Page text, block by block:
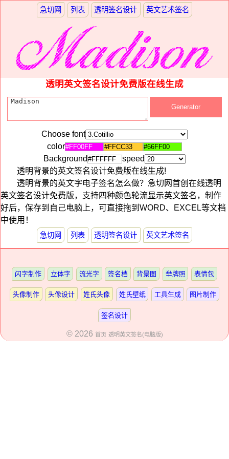
急切网 列表 透明签名设计 英文艺术签名
透明英文签名设计免费版在线生成
Choose font
color
Background
speed
透明背景的英文签名设计免费版在线生成!
透明背景的英文字电子签名怎么做？急切网首创在线透明
英文签名设计免费版，支持四种颜色轮流显示英文签名，制作
好后，保存到自己电脑上，可直接拖到WORD、EXCEL等文档
中使用！
急切网 列表 透明签名设计 英文艺术签名
闪字制作 立体字 流光字 签名档 背景图 举牌照 表情包
头像制作 头像设计 姓氏头像 姓氏壁纸 工具生成 图片制作
签名设计
© 2026 首页 透明英文签名(电脑版)